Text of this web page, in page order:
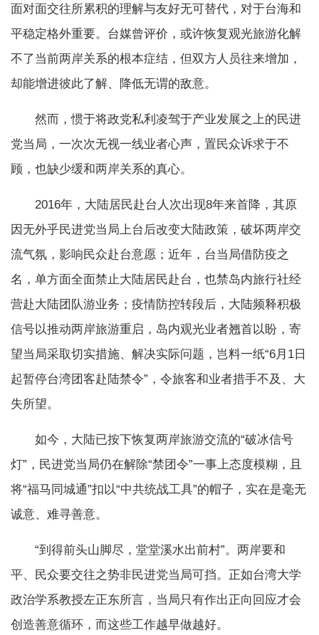
面对面交往所累积的理解与友好无可替代，对于台海和
平稳定格外重要。台媒曾评价，或许恢复观光旅游化解
不了当前两岸关系的根本症结，但双方人员往来增加，
却能增进彼此了解、降低无谓的敌意。
然而，惯于将政党私利凌驾于产业发展之上的民进
党当局，一次次无视一线业者心声，置民众诉求于不
顾，也缺少缓和两岸关系的真心。
2016年，大陆居民赴台人次出现8年来首降，其原
因无外乎民进党当局上台后改变大陆政策，破坏两岸交
流气氛，影响民众赴台意愿；近年，台当局借防疫之
名，单方面全面禁止大陆居民赴台，也禁岛内旅行社经
营赴大陆团队游业务；疫情防控转段后，大陆频释积极
信号以推动两岸旅游重启，岛内观光业者翘首以盼，寄
望当局采取切实措施、解决实际问题，岂料一纸“6月1日
起暂停台湾团客赴陆禁令”，令旅客和业者措手不及、大
失所望。
如今，大陆已按下恢复两岸旅游交流的“破冰信号
灯”，民进党当局仍在解除“禁团令”一事上态度模糊，且
将“福马同城通”扣以“中共统战工具”的帽子，实在是毫无
诚意、难寻善意。
“到得前头山脚尽，堂堂溪水出前村”。两岸要和
平、民众要交往之势非民进党当局可挡。正如台湾大学
政治学系教授左正东所言，当局只有作出正向回应才会
创造善意循环，而这些工作越早做越好。